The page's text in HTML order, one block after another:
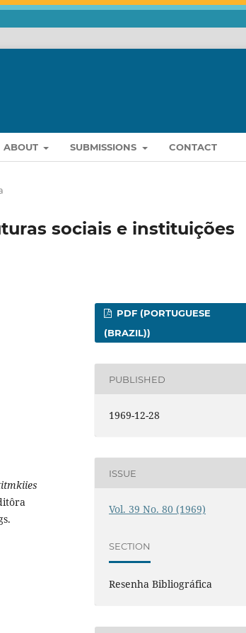
ABOUT SUBMISSIONS CONTACT
sociais e instituições
PDF (PORTUGUESE
(BRAZIL))
PUBLISHED
1969-12-28
ISSUE
Vol. 39 No. 80 (1969)
SECTION
Resenha Bibliográfica